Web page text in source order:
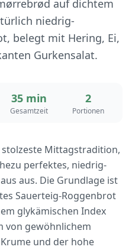
auf dichtem
niedrig-
belegt mit Hering, Ei,
Gurkensalat.
35 min
Gesamtzeit
2
Portionen
Mittagstradition,
perfektes, niedrig-
aus. Die Grundlage ist
Sauerteig-Roggenbrot
glykämischen Index
von gewöhnlichem
und der hohe